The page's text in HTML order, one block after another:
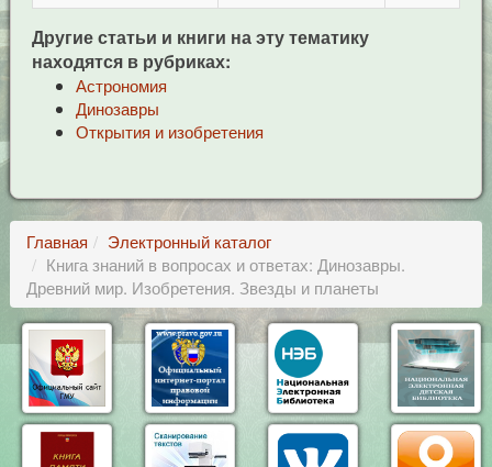
Другие статьи и книги на эту тематику
находятся в рубриках:
Астрономия
Динозавры
Открытия и изобретения
Главная
Электронный каталог
Книга знаний в вопросах и ответах: Динозавры.
Древний мир. Изобретения. Звезды и планеты